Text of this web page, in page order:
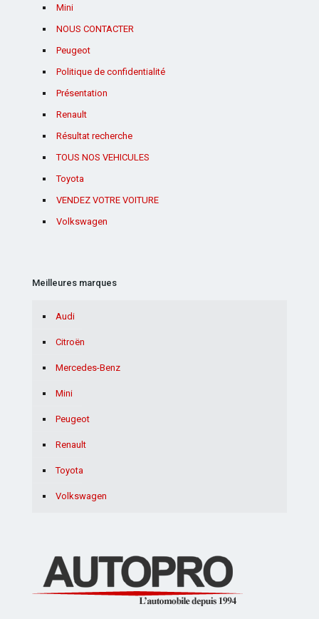
Mini
NOUS CONTACTER
Peugeot
Politique de confidentialité
Présentation
Renault
Résultat recherche
TOUS NOS VEHICULES
Toyota
VENDEZ VOTRE VOITURE
Volkswagen
Meilleures marques
Audi
Citroën
Mercedes-Benz
Mini
Peugeot
Renault
Toyota
Volkswagen